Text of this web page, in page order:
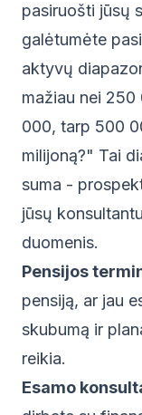
pasiruošti jūsų
galėtumėte
aktyvų
mažiau nei
000, tarp 500
milijoną?" Tai
suma -
jūsų
duomenis.
Pensijos
pensiją, ar jau
skubumą ir
reikia.
Esamo